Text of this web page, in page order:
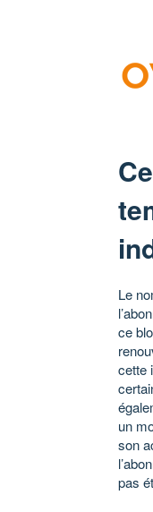
Le
ce
cette
un
son
pas